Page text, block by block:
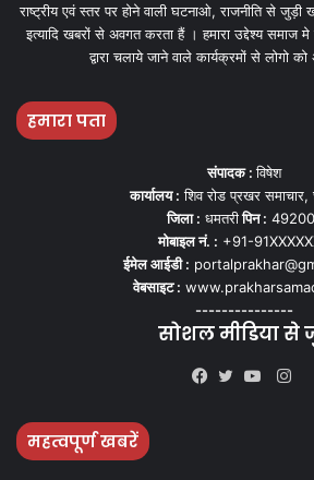
राष्ट्रीय एवं स्तर पर होने वाली घटनाओ, राजनीति से
इत्यादि खबरों से अवगत करता हैं । हमारा उद्देश्य समाज
द्वारा चलाये जाने वाले कार्यक्रमों से लोगो
हमारा पता
संपादक :विषेश
कार्यालय : शिव रोड प्रखर समाचार,
जिला : धमतरीपिन :
मोबाइल नं. : +91-
ईमेल आईडी :
वेबसाइट :
---------------
सोशल मीडिया से
महत्वपूर्ण खबरें